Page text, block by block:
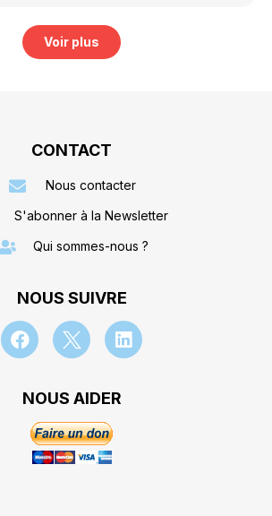
Voir plus
CONTACT
Nous contacter
S'abonner à la Newsletter
Qui sommes-nous ?
NOUS SUIVRE
NOUS AIDER